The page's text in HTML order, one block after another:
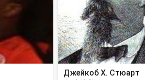
Джейкоб Х. Стюарт